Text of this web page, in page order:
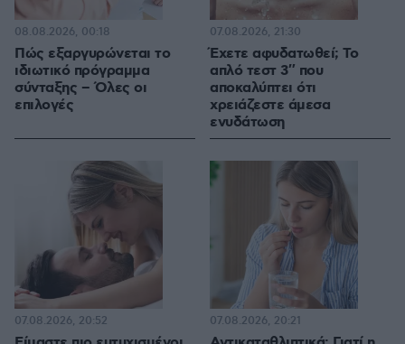
Πώς εξαργυρώνεται το
ιδιωτικό πρόγραμμα
σύνταξης – Όλες οι
επιλογές
08.08.2026, 00:18
Έχετε αφυδατωθεί; Το
απλό τεστ 3″ που
αποκαλύπτει ότι
χρειάζεστε άμεσα
ενυδάτωση
07.08.2026, 21:30
07.08.2026, 20:52 07.08.2026, 20:21